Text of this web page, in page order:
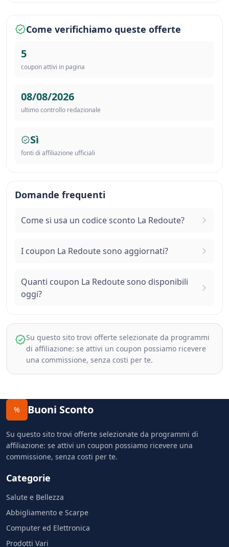
Come verifichiamo queste offerte
5
coupon attivi in pagina
08/08/2026
ultimo controllo redazionale
Sì
fonti di affiliazione ufficiali
Domande frequenti
Come si usa un codice sconto La Redoute?
I coupon La Redoute sono aggiornati?
Quanti coupon La Redoute sono disponibili
oggi?
Su questo sito trovi offerte selezionate da programmi
di affiliazione: se attivi un coupon possiamo ricevere
una commissione, senza costi per te.
% Buoni Sconto
Su questo sito trovi offerte selezionate da programmi di
affiliazione: se attivi un coupon possiamo ricevere una
commissione, senza costi per te.
Categorie
Salute e Bellezza
Abbigliamento e Scarpe
Computer ed Elettronica
Prodotti Vari